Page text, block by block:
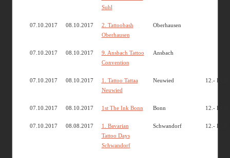
Suhl
07.10.2017 08.10.2017
2. Tattoobash
Oberhausen
Oberhausen
07.10.2017 08.10.2017
9. Ansbach Tattoo
Convention
Ansbach
07.10.2017 08.10.2017
1. Tattoo Tattaa
Neuwied
Neuwied 12.- EUR
07.10.2017 08.10.2017 1st The Ink Bonn Bonn 12.- EUR
07.10.2017 08.08.2017
1. Bavarian
Tattoo Days
Schwandorf
Schwandorf 12.- EUR